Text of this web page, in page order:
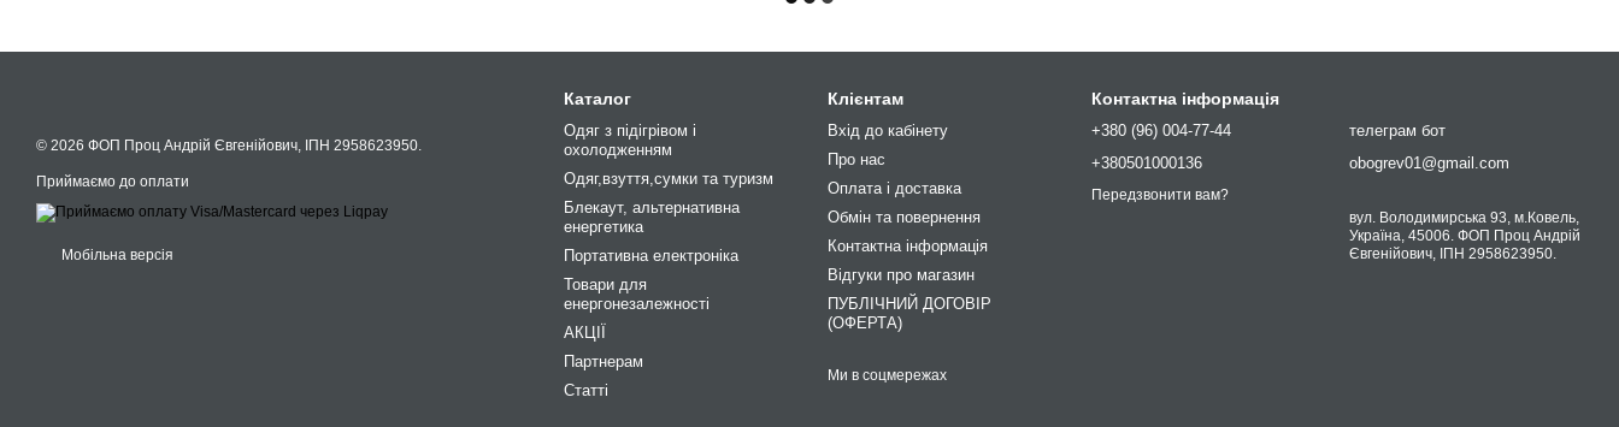
© 2026 ФОП Проц Андрій Євгенійович, ІПН 2958623950.
Приймаємо до оплати
Мобільна версія
Каталог
Одяг з підігрівом і
охолодженням
Одяг,взуття,сумки та туризм
Блекаут, альтернативна
енергетика
Портативна електроніка
Товари для
енергонезалежності
АКЦІЇ
Партнерам
Статті
Клієнтам
Вхід до кабінету
Про нас
Оплата і доставка
Обмін та повернення
Контактна інформація
Відгуки про магазин
ПУБЛІЧНИЙ ДОГОВІР
(ОФЕРТА)
Ми в соцмережах
Контактна інформація
+380 (96) 004-77-44
+380501000136
Передзвонити вам?
телеграм бот
obogrev01@gmail.com
вул. Володимирська 93, м.Ковель,
Україна, 45006. ФОП Проц Андрій
Євгенійович, ІПН 2958623950.